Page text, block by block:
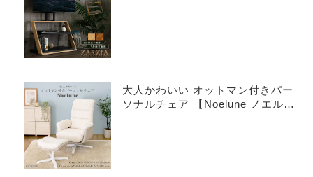
大人かわいい オットマン付きパー
ソナルチェア 【Noelune ノエル